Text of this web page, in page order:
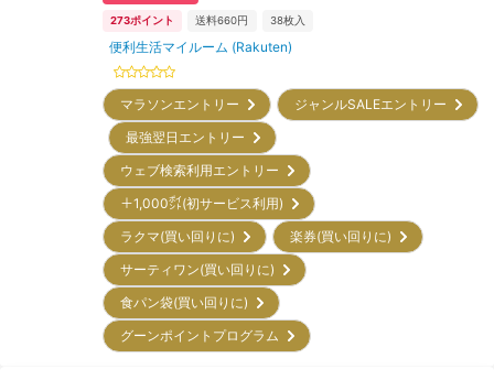
273ポイント 送料660円 38枚入
便利生活マイルーム (Rakuten)
マラソンエントリー
ジャンルSALEエントリー
最強翌日エントリー
ウェブ検索利用エントリー
＋1,000㌽(初サービス利用)
ラクマ(買い回りに)
楽券(買い回りに)
サーティワン(買い回りに)
食パン袋(買い回りに)
グーンポイントプログラム